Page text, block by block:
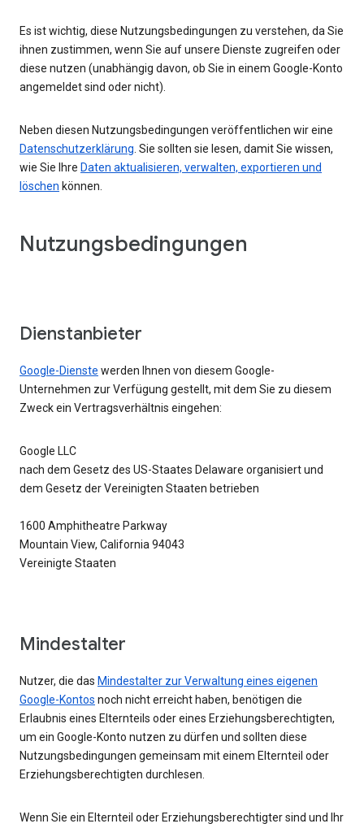
Es ist wichtig, diese Nutzungsbedingungen zu verstehen, da Sie
ihnen zustimmen, wenn Sie auf unsere Dienste zugreifen oder
diese nutzen (unabhängig davon, ob Sie in einem Google-Konto
angemeldet sind oder nicht).
Neben diesen Nutzungsbedingungen veröffentlichen wir eine
Datenschutzerklärung . Sie sollten sie lesen, damit Sie wissen,
wie Sie Ihre Daten aktualisieren, verwalten, exportieren und
löschen können.
Nutzungsbedingungen
Dienstanbieter
Google-Dienste werden Ihnen von diesem Google-
Unternehmen zur Verfügung gestellt, mit dem Sie zu diesem
Zweck ein Vertragsverhältnis eingehen:
Google LLC
nach dem Gesetz des US-Staates Delaware organisiert und
dem Gesetz der Vereinigten Staaten betrieben
1600 Amphitheatre Parkway
Mountain View, California 94043
Vereinigte Staaten
Mindestalter
Nutzer, die das Mindestalter zur Verwaltung eines eigenen
Google-Kontos noch nicht erreicht haben, benötigen die
Erlaubnis eines Elternteils oder eines Erziehungsberechtigten,
um ein Google-Konto nutzen zu dürfen und sollten diese
Nutzungsbedingungen gemeinsam mit einem Elternteil oder
Erziehungsberechtigten durchlesen.
Wenn Sie ein Elternteil oder Erziehungsberechtigter sind und Ihr